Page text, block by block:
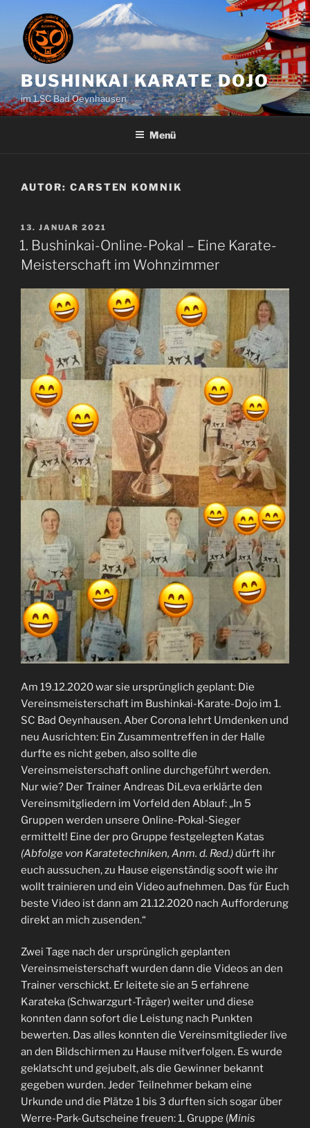
Inhalt
springen
BUSHINKAI KARATE DOJO
im 1.SC Bad Oeynhausen
Menü
AUTOR: CARSTEN KOMNIK
VERÖFFENTLICHT
AM
13. JANUAR 2021
1. Bushinkai-Online-Pokal – Eine Karate-
Meisterschaft im Wohnzimmer
Am 19.12.2020 war sie ursprünglich geplant: Die
Vereinsmeisterschaft im Bushinkai-Karate-Dojo im 1.
SC Bad Oeynhausen. Aber Corona lehrt Umdenken und
neu Ausrichten: Ein Zusammentreffen in der Halle
durfte es nicht geben, also sollte die
Vereinsmeisterschaft online durchgeführt werden.
Nur wie? Der Trainer Andreas DiLeva erklärte den
Vereinsmitgliedern im Vorfeld den Ablauf: „In 5
Gruppen werden unsere Online-Pokal-Sieger
ermittelt! Eine der pro Gruppe festgelegten Katas
(Abfolge von Karatetechniken, Anm. d. Red.)dürft ihr
euch aussuchen, zu Hause eigenständig sooft wie ihr
wollt trainieren und ein Video aufnehmen. Das für Euch
beste Video ist dann am 21.12.2020 nach Aufforderung
direkt an mich zusenden.“
Zwei Tage nach der ursprünglich geplanten
Vereinsmeisterschaft wurden dann die Videos an den
Trainer verschickt. Er leitete sie an 5 erfahrene
Karateka (Schwarzgurt-Träger) weiter und diese
konnten dann sofort die Leistung nach Punkten
bewerten. Das alles konnten die Vereinsmitglieder live
an den Bildschirmen zu Hause mitverfolgen. Es wurde
geklatscht und gejubelt, als die Gewinner bekannt
gegeben wurden. Jeder Teilnehmer bekam eine
Urkunde und die Plätze 1 bis 3 durften sich sogar über
Werre-Park-Gutscheine freuen: 1. Gruppe (Minis